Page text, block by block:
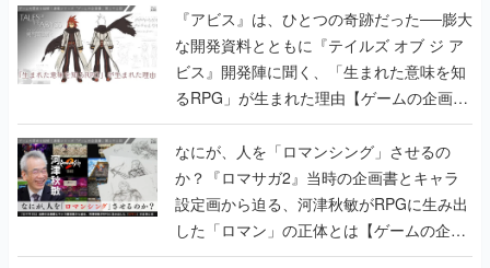
『アビス』は、ひとつの奇跡だった──膨大
な開発資料とともに『テイルズ オブ ジ ア
ビス』開発陣に聞く、「生まれた意味を知
るRPG」が生まれた理由【ゲームの企画
書】
なにが、人を「ロマンシング」させるの
か？『ロマサガ2』当時の企画書とキャラ
設定画から迫る、河津秋敏がRPGに生み出
した「ロマン」の正体とは【ゲームの企画
書】